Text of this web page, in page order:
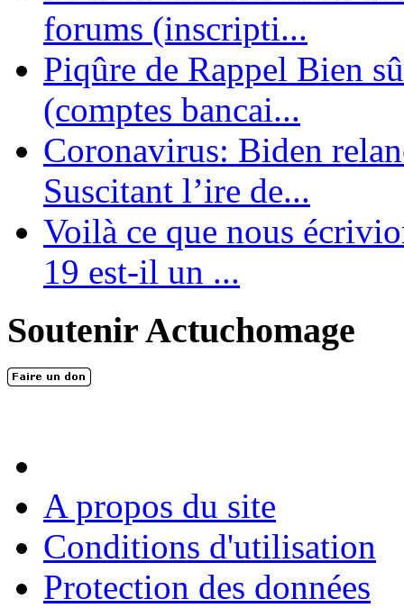
forums (inscripti...
Piqûre de Rappel Bien
(comptes bancai...
Coronavirus: Biden
Suscitant l’ire de...
Voilà ce que nous
19 est-il un ...
Soutenir Actuchomage
A propos du site
Conditions d'utilisation
Protection des données